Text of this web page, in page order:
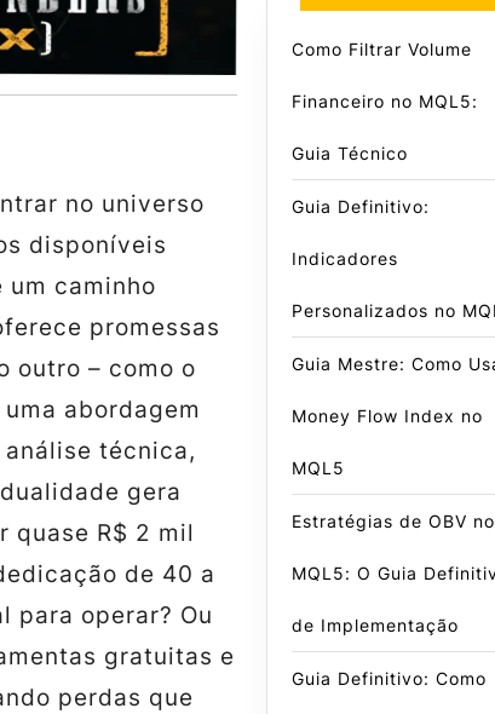
no universo
disponíveis
caminho
promessas
outro – como o
abordagem
técnica,
gera
quase R$ 2 mil
de 40 a
para operar? Ou
gratuitas e
perdas que
Como Filtrar Volume
Financeiro no MQL5:
Guia Técnico
Guia Definitivo:
Indicadores
Personalizados no
Guia Mestre: Como
Money Flow Index no
MQL5
Estratégias de OBV no
MQL5: O Guia
de Implementação
Guia Definitivo: Como